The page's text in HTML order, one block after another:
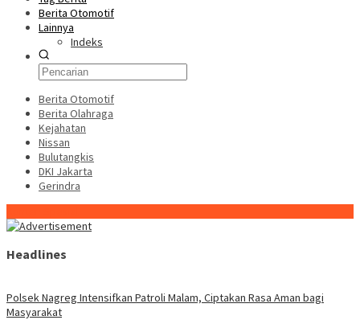
Berita Otomotif
Lainnya
Indeks
Berita Otomotif
Berita Olahraga
Kejahatan
Nissan
Bulutangkis
DKI Jakarta
Gerindra
Headlines
Polsek Nagreg Intensifkan Patroli Malam, Ciptakan Rasa Aman bagi
Masyarakat